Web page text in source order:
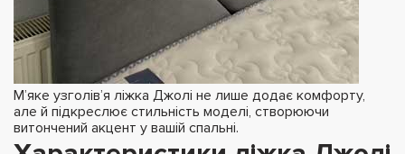
М’яке узголів’я ліжка Джолі не лише додає комфорту,
але й підкреслює стильність моделі, створюючи
витончений акцент у вашій спальні.